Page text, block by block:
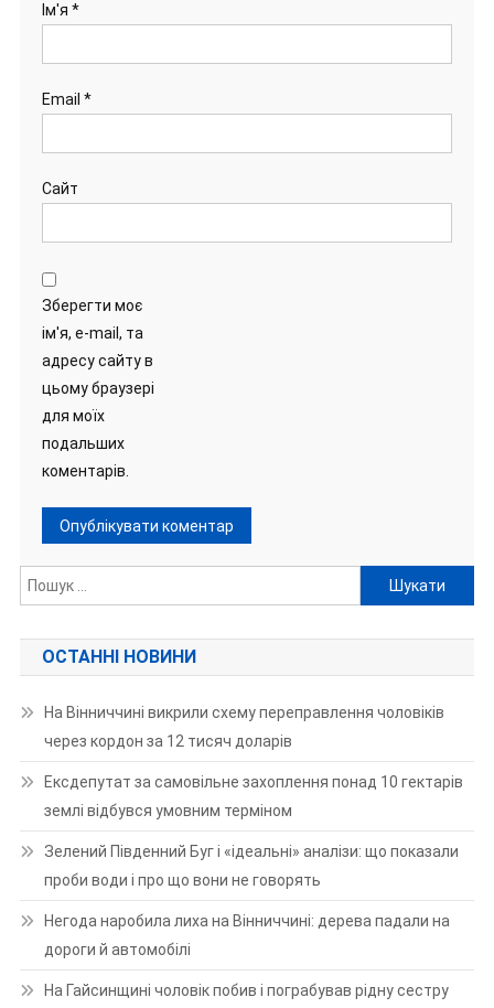
Ім'я *
Email *
Сайт
Зберегти моє
ім'я, e-mail, та
адресу сайту в
цьому браузері
для моїх
подальших
коментарів.
Пошук:
ОСТАННІ НОВИНИ
На Вінниччині викрили схему переправлення чоловіків
через кордон за 12 тисяч доларів
Ексдепутат за самовільне захоплення понад 10 гектарів
землі відбувся умовним терміном
Зелений Південний Буг і «ідеальні» аналізи: що показали
проби води і про що вони не говорять
Негода наробила лиха на Вінниччині: дерева падали на
дороги й автомобілі
На Гайсинщині чоловік побив і пограбував рідну сестру